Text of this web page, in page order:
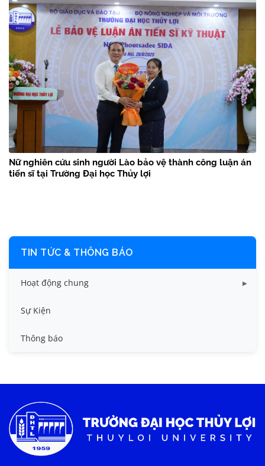
Nữ nghiên cứu sinh người Lào bảo vệ thành công luận án
tiến sĩ tại Trường Đại học Thủy lợi
TIN TỨC & THÔNG BÁO
Hoạt động chung
Tin công tác sinh viên
Tin đào tạo
Tin tức chung
Sự Kiện
Thông báo